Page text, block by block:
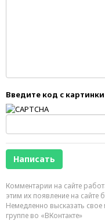
Введите код с картинки
Комментарии на сайте
этим их появление на сайте
Немедленно высказать
группе во «ВКонтакте»